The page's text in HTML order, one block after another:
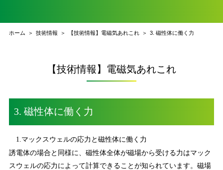
ホーム 技術情報 【技術情報】電磁気あれこれ 3. 磁性体に働く力
【技術情報】電磁気あれこれ
3. 磁性体に働く力
1.マックスウェルの応力と磁性体に働く力
誘電体の場合と同様に、磁性体全体が磁場から受ける力はマック
スウェルの応力によって計算できることが知られています。磁場